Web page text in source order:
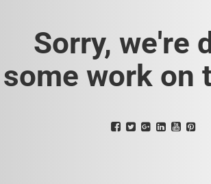
Sorry, we're
some work on